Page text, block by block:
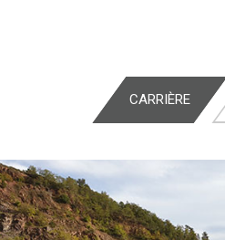
CARRIÈRE